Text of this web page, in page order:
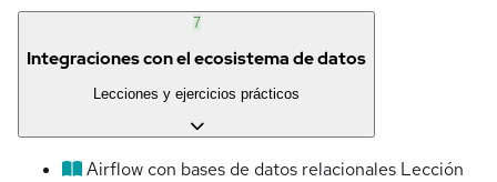
7
Integraciones con el ecosistema de datos
Lecciones y ejercicios prácticos
Airflow con bases de datos relacionales Lección